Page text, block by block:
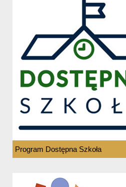
Program Dostępna Szkoła